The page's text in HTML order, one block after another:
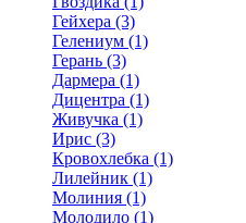
Гейхера (3)
Гелениум (1)
Герань (3)
Дармера (1)
Дицентра (1)
Живучка (1)
Ирис (3)
Кровохлебка (1)
Лилейник (1)
Молиния (1)
Молодило (1)